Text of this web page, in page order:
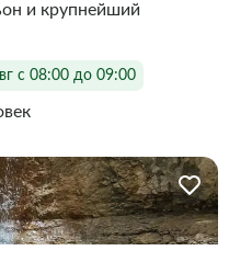
и крупнейший
с 08:00 до 09:00